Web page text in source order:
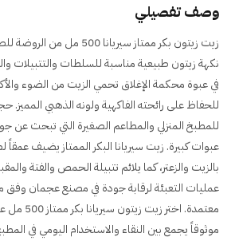
وصف تفصيلي
زيت زيتون بكر ممتاز سيريانا
نكهة زيتون طبيعية مناسبة للسلطات والتتبيلات
في عبوة محكمة الإغلاق تحمي الزيت من الضوء
للمطبخ المنزلي والمطاعم الصغيرة التي تبحث عن
عبوات كبيرة. زيت سيريانا البكر الممتاز يضيف عمقاً
بالزيت والزعتر، كما يلائم تتبيلة الحمص والفتة
عمليات التعبئة لرقابة جودة في مصنع عجمان وفق
معتمدة.
موثوقاً يجمع بين النقاء والاستخدام اليومي في